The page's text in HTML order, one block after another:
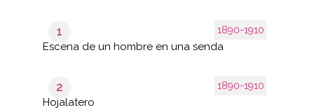
1890-1910
1
Escena de un hombre en una senda
1890-1910
2
Hojalatero